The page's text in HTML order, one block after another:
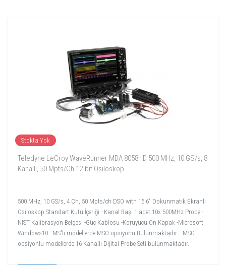
Stokta Yok
Teledyne LeCroy WaveRunner MDA 8058HD 500 MHz, 10 GS/s, 8
Kanallı, 50 Mpts/Ch 12-bit Osiloskop
500 MHz, 10 GS/s, 4 Ch, 50 Mpts/ch DSO with 15.6" Dokunmatik Ekranlı
Osiloskop Standart Kutu İçeriği - Kanal Başı 1 adet 10x 500MHz Probe -
NIST Kalibrasyon Belgesi -Güç Kablosu -Koruyucu Ön Kapak -Microsoft
Windows10 - MS'li modellerde MSO opsiyonu Bulunmaktadır. - MSO
opsiyonlu modellerde 16 Kanallı Dijital Probe Seti bulunmaktadır.